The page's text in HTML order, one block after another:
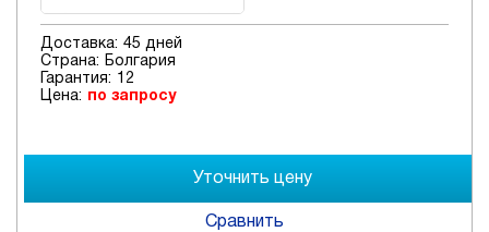
Доставка: 45 дней
Страна:
Болгария
Гарантия: 12
Цена: по запросу
Сравнить